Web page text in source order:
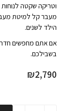
וטריקה שקטה
מעבר קל למיטת
הילד לשנים.
אם אתם מחפשים חדר
בשבילכם.
₪2,790
כמות